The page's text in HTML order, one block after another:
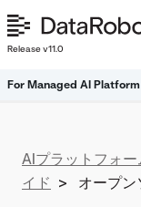
Release v11.0
For Managed AI
AIプラットフォー
イド > オープ